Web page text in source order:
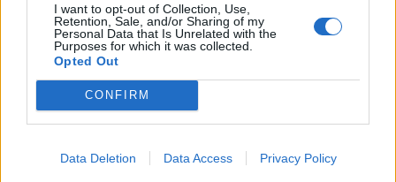
I want to opt-out of Collection, Use,
Retention, Sale, and/or Sharing of my
Personal Data that Is Unrelated with the
Purposes for which it was collected.
Opted Out
CONFIRM
Data Deletion Data Access Privacy Policy